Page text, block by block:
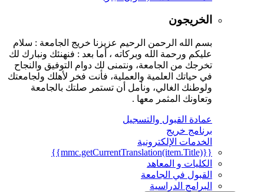
الخريجون
بسم الله الرحمن الرحيم عزيزنا خريج الجامعة : سلام
عليكم ورحمة الله وبركاته ، أما بعد : فنهنئك ونبارك لك
تخرجك من الجامعة، ونتمنى لك دوام التوفيق والنجاح
في حياتك العلمية والعملية، فأنت فخر لأهلك ولجامعتك
ولوطنك الغالي، ونأمل أن تستمر صلتك بالجامعة
وتعاونك المثمر معها .
عمادة القبول والتسجيل
برنامج خريج
الخدمات الإلكترونية
{{mmc.getCurrentTranslation(item.Title)}}
الكليات و المعاهد
القبول في الجامعة
البرامج الدراسية